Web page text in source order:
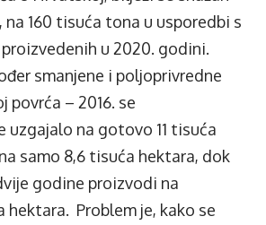
160 tisuća tona u usporedbi s
u 2020. godini.
smanjene i poljoprivredne
povrća – 2016. se
uzgajalo na gotovo 11 tisuća
samo 8,6 tisuća hektara, dok
godine proizvodi na
Problem je, kako se